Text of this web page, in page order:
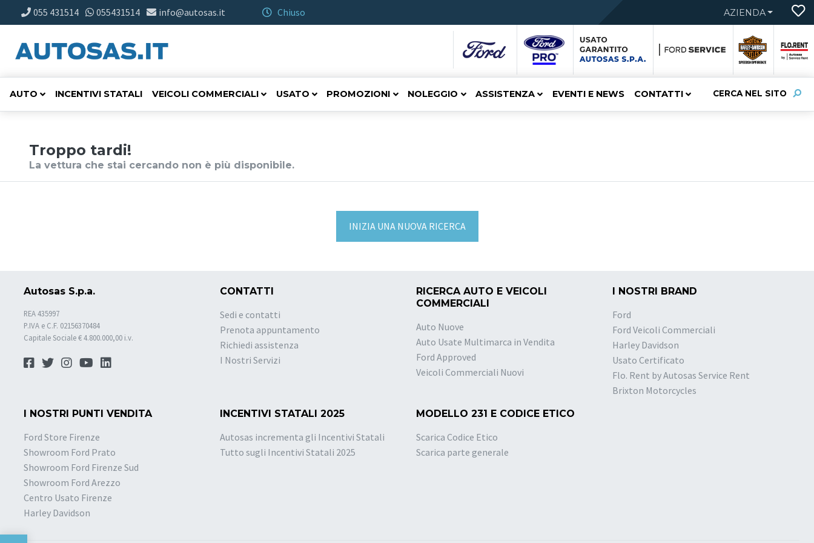
055 431514 055431514 info@autosas.it Chiuso AZIENDA
CERCA NEL SITO
AUTO INCENTIVI STATALI VEICOLI COMMERCIALI USATO PROMOZIONI NOLEGGIO ASSISTENZA EVENTI E NEWS CONTATTI
Troppo tardi!
La vettura che stai cercando non è più disponibile.
INIZIA UNA NUOVA RICERCA
Autosas S.p.a.
REA 435997
P.IVA e C.F. 02156370484
Capitale Sociale € 4.800.000,00 i.v.
CONTATTI
Sedi e contatti
Prenota appuntamento
Richiedi assistenza
I Nostri Servizi
RICERCA AUTO E VEICOLI
COMMERCIALI
Auto Nuove
Auto Usate Multimarca in Vendita
Ford Approved
Veicoli Commerciali Nuovi
I NOSTRI BRAND
Ford
Ford Veicoli Commerciali
Harley Davidson
Usato Certificato
Flo. Rent by Autosas Service Rent
Brixton Motorcycles
I NOSTRI PUNTI VENDITA
Ford Store Firenze
Showroom Ford Prato
Showroom Ford Firenze Sud
Showroom Ford Arezzo
Centro Usato Firenze
Harley Davidson
INCENTIVI STATALI 2025
Autosas incrementa gli Incentivi Statali
Tutto sugli Incentivi Statali 2025
MODELLO 231 E CODICE ETICO
Scarica Codice Etico
Scarica parte generale